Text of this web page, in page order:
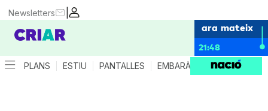
|
Newsletters
ara mateix
21:48
PLANS ESTIU PANTALLES EMBARÀS CRIANÇA